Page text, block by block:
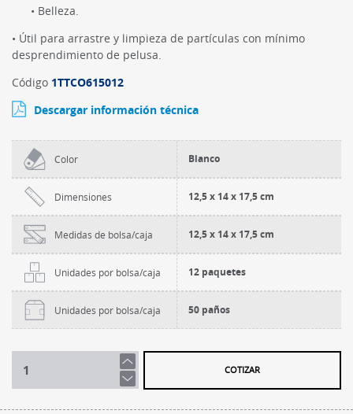
• Belleza.
• Útil para arrastre y limpieza de partículas con mínimo
desprendimiento de pelusa.
Código 1TTCO615012
Descargar información técnica
Color Blanco
Dimensiones 12,5 x 14 x 17,5 cm
Medidas de bolsa/caja 12,5 x 14 x 17,5 cm
Unidades por bolsa/caja 12 paquetes
Unidades por bolsa/caja 50 paños
COTIZAR